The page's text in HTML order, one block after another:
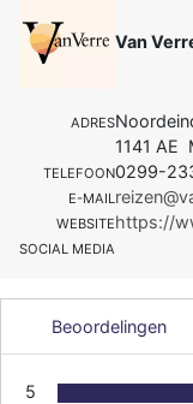
Van
ADRES
1141 AE
TELEFOON0299-
E-MAIL
WEBSITEhttps://
SOCIAL MEDIA
Beoordelingen
5